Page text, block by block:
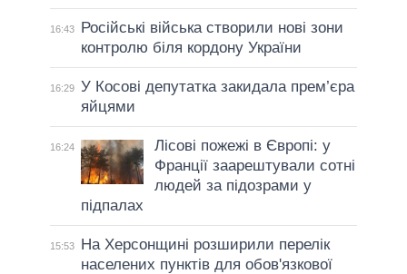
16:43
Російські війська створили нові зони
контролю біля кордону України
16:29 У Косові депутатка закидала прем’єра
яйцями
16:24
Лісові пожежі в Європі: у
Франції заарештували сотні
людей за підозрами у
підпалах
15:53
На Херсонщині розширили перелік
населених пунктів для обов'язкової